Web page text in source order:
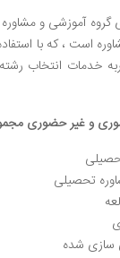
آموزشی و مشاوره
است ، که با
خدمات انتخاب
و غير حضورى
تحصيلى
سازى شده